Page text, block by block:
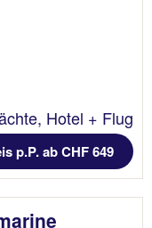
Hotel + Flug
p.P. ab CHF 649